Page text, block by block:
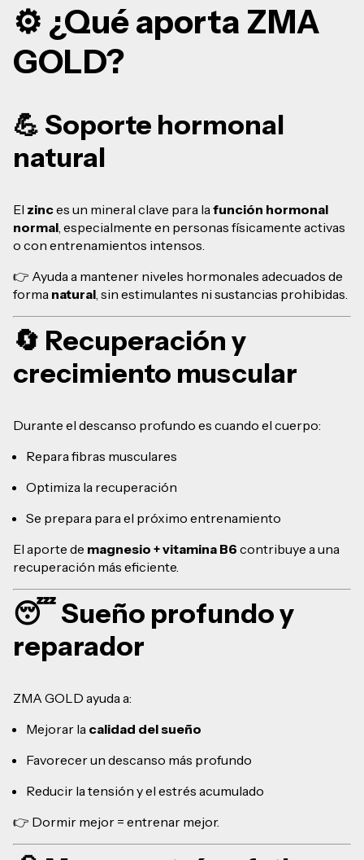
⚙️ ¿Qué aporta ZMA
GOLD?
💪 Soporte hormonal
natural
El zinces un mineral clave para lafunción hormonal
normal, especialmente en personas físicamente activas
o con entrenamientos intensos.
👉 Ayuda a mantener niveles hormonales adecuados de
forma natural, sin estimulantes ni sustancias prohibidas.
🔄 Recuperación y
crecimiento muscular
Durante el descanso profundo es cuando el cuerpo:
Repara fibras musculares
Optimiza la recuperación
Se prepara para el próximo entrenamiento
El aporte de magnesio + vitamina B6 contribuye a una
recuperación más eficiente.
😴 Sueño profundo y
reparador
ZMA GOLD ayuda a:
Mejorar la calidad del sueño
Favorecer un descanso más profundo
Reducir la tensión y el estrés acumulado
👉 Dormir mejor = entrenar mejor.